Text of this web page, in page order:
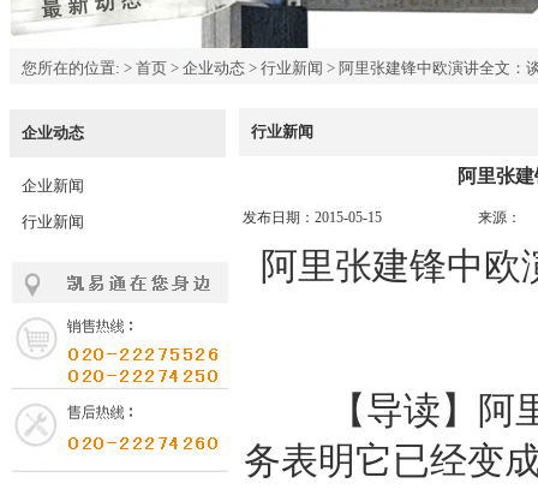
您所在的位置: > 首页 > 企业动态 > 行业新闻 > 阿里张建锋中欧演讲全文：
企业动态
企业新闻
行业新闻
行业新闻
阿里张
发布日期：2015-05-15 来源：
阿里张建锋中
【导读】阿里
务表明它已经变